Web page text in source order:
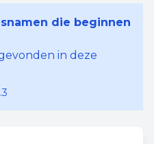
die beginnen
in deze